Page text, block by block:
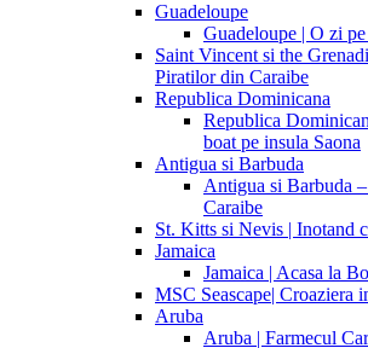
Guadeloupe
Guadeloupe | O zi pe
Saint Vincent si the
Piratilor din Caraibe
Republica Dominicana
Republica
boat pe insula Saona
Antigua si Barbuda
Antigua si Barbuda
Caraibe
St. Kitts si Nevis | Inotand
Jamaica
Jamaica | Acasa la
MSC Seascape| Croaziera
Aruba
Aruba | Farmecul